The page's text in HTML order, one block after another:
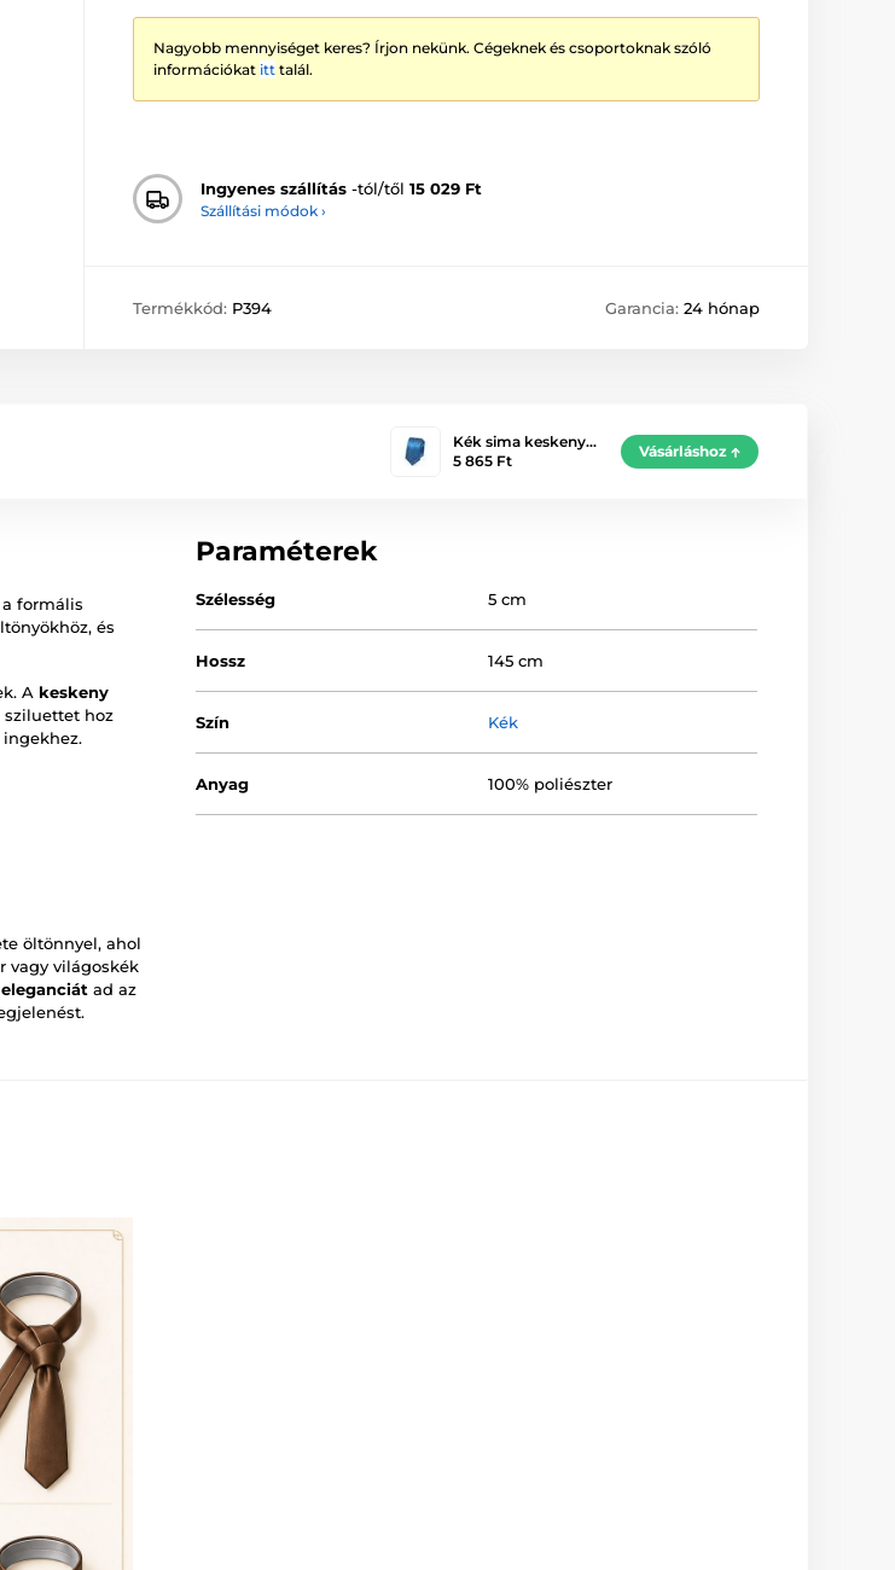
Nagyobb mennyiséget keres? Írjon nekünk. Cégeknek és csoportoknak szóló
információkat itt talál.
Ingyenes szállítás -tól/től 15 029 Ft
Szállítási módok ›
Termékkód: P394 Garancia: 24 hónap
Kék sima keskeny…
5 865 Ft
Vásárláshoz
formális
és
A keskeny
hoz
öltönnyel, ahol
vagy világoskék
eleganciát ad az
Paraméterek
Szélesség 5 cm
Hossz 145 cm
Szín Kék
Anyag 100% poliészter